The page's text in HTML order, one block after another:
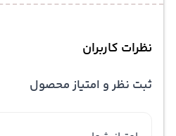
نظرات کاربران
ثبت نظر و امتیاز محصول